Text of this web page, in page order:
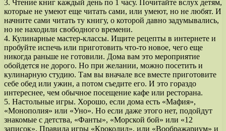
3. Чтение книг каждый день по 1 часу. Почитайте вслух детям,
которые не умеют еще читать сами, или умеют, но не любят. И
начните сами читать ту книгу, о которой давно задумывались,
но не находили свободного времени.
4. Кулинарные мастер-классы. Ищите рецепты в интернете и
пробуйте испечь или приготовить что-то новое, чего еще
никогда раньше не готовили. Дома вам это мероприятие
обойдется не дорого. Но при желании, можно посетить и
кулинарную студию. Там вы вначале все вместе приготовите
себе обед или ужин, а потом съедите его. И это гораздо
интереснее, чем обычное посещение кафе или ресторана.
5. Настольные игры. Хорошо, если дома есть «Мафия»,
«Монополия» или «Уно». Но если даже этого нет, подойдут
знакомые с детства, «Фанты», «Морской бой» или «12
записок». Правила игры «Крокодил», или «Воображариум» и